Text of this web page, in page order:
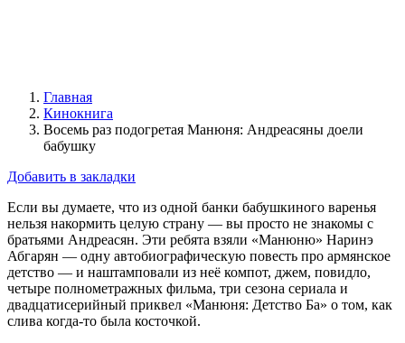
Главная
Кинокнига
Восемь раз подогретая Манюня: Андреасяны доели
бабушку
Добавить в закладки
Если вы думаете, что из одной банки бабушкиного варенья
нельзя накормить целую страну — вы просто не знакомы с
братьями Андреасян. Эти ребята взяли «Манюню» Наринэ
Абгарян — одну автобиографическую повесть про армянское
детство — и наштамповали из неё компот, джем, повидло,
четыре полнометражных фильма, три сезона сериала и
двадцатисерийный приквел «Манюня: Детство Ба» о том, как
слива когда-то была косточкой.